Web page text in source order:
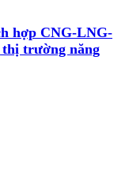
hợp CNG-LNG-
trường năng